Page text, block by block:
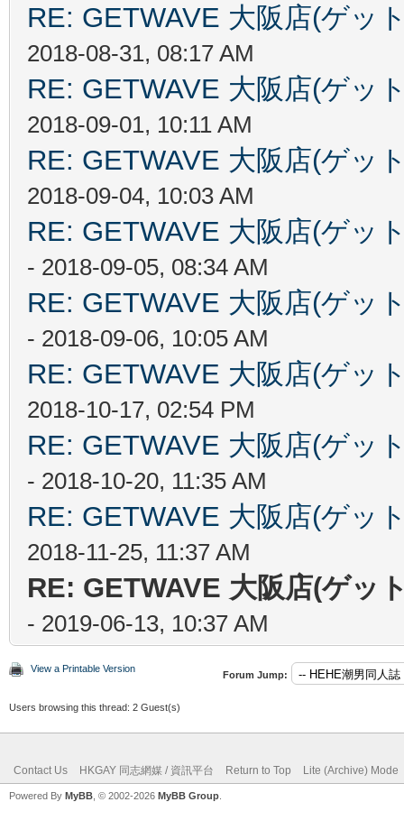
RE: GETWAVE 大阪店(ゲッ
2018-08-31, 08:17 AM
RE: GETWAVE 大阪店(ゲッ
2018-09-01, 10:11 AM
RE: GETWAVE 大阪店(ゲッ
2018-09-04, 10:03 AM
RE: GETWAVE 大阪店(ゲッ
- 2018-09-05, 08:34 AM
RE: GETWAVE 大阪店(ゲッ
- 2018-09-06, 10:05 AM
RE: GETWAVE 大阪店(ゲッ
2018-10-17, 02:54 PM
RE: GETWAVE 大阪店(ゲッ
- 2018-10-20, 11:35 AM
RE: GETWAVE 大阪店(ゲッ
2018-11-25, 11:37 AM
RE: GETWAVE 大阪店(ゲッ
- 2019-06-13, 10:37 AM
View a Printable Version
Forum Jump:
Users browsing this thread: 2 Guest(s)
Contact Us HKGAY 同志網媒 / 資訊平台 Return to Top Lite (Archive) Mode
Powered By MyBB , © 2002-2026 MyBB Group